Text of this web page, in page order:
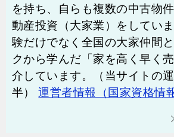
を持ち、自らも複数の中古物
動産投資（大家業）をしてい
験だけでなく全国の大家仲間
クから学んだ「家を高く早く
介しています。（当サイトの
半）運営者情報（国家資格情